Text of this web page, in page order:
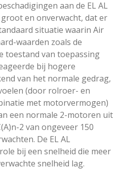
aan de EL AL
en onverwacht, dat er
situatie waarin Air
waarden zoals de
toestand van toepassing
bij hogere
van het normale gedrag,
(door rolroer- en
met motorvermogen)
een normale 2-motoren uit
2 van ongeveer 150
De EL AL
bij een snelheid die meer
snelheid lag.